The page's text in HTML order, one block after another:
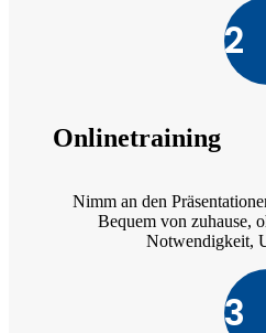
2
Onlinetraining
Nimm an den
Bequem von zuhause,
Notwendigkeit,
3